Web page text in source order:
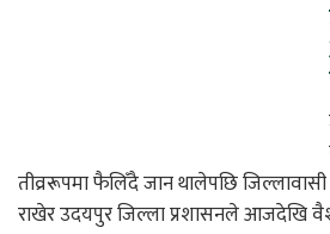
तीव्ररूपमा फैलिँदै जान थालेपछि
राखेर उदयपुर जिल्ला प्रशासनले आजदेखि